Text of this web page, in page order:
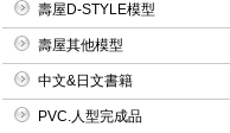
壽屋D-STYLE模型
壽屋其他模型
中文&日文書籍
PVC.人型完成品